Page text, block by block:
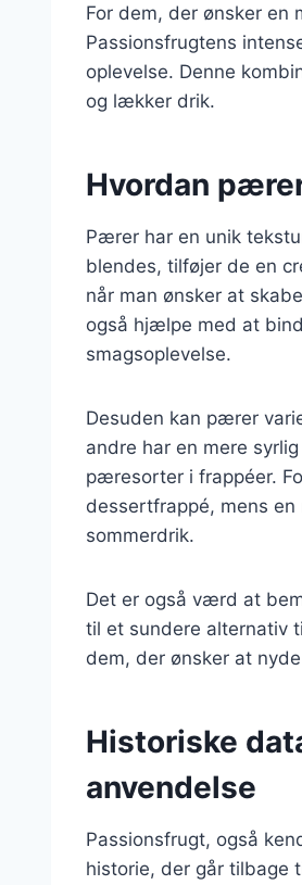
For dem, der ønsker en
Passionsfrugtens
oplevelse. Denne
og lækker drik.
Hvordan
Pærer har en unik
blendes, tilføjer de en
når man ønsker at
også hjælpe med at
smagsoplevelse.
Desuden kan pærer
andre har en mere
pæresorter i frappéer.
dessertfrappé, mens
sommerdrik.
Det er også værd at
til et sundere alternativ
dem, der ønsker at
Historiske
anvendelse
Passionsfrugt, også
historie, der går tilbage